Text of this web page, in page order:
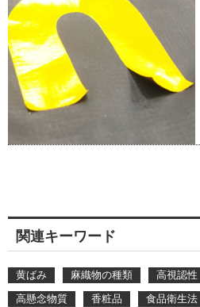
関連キーワード
黄ばみ 麻織物の種類 高視認性
高懸念物質
香粧品 食品衛生法